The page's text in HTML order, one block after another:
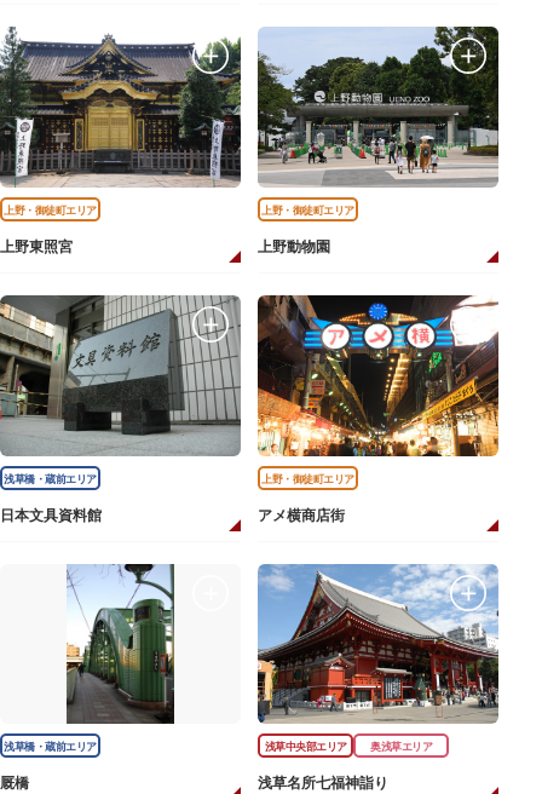
上野・御徒町エリア
上野東照宮
上野・御徒町エリア
上野動物園
浅草橋・蔵前エリア
日本文具資料館
上野・御徒町エリア
アメ横商店街
浅草橋・蔵前エリア
厩橋
浅草中央部エリア 奥浅草エリア
浅草名所七福神詣り